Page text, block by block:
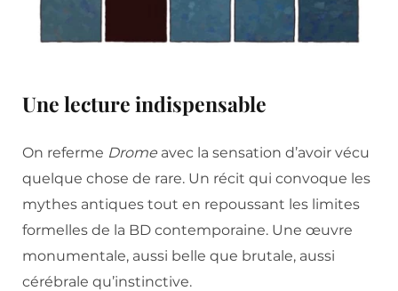
Une lecture indispensable
On referme Drome avec la sensation d’avoir vécu
quelque chose de rare. Un récit qui convoque les
mythes antiques tout en repoussant les limites
formelles de la BD contemporaine. Une œuvre
monumentale, aussi belle que brutale, aussi
cérébrale qu’instinctive.